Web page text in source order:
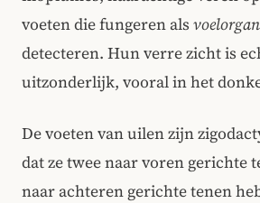
voeten die fungeren als
detecteren. Hun verre zicht is
uitzonderlijk, vooral in het
De voeten van uilen zijn
dat ze twee naar voren gerichte
naar achteren gerichte tenen